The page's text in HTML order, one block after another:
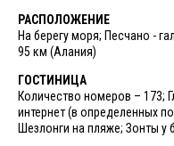
РАСПОЛОЖЕНИЕ
На берегу моря; Песчано -
95 км (Алания)
ГОСТИНИЦА
Количество номеров – 173;
интернет (в определенных
Шезлонги на пляже; Зонты